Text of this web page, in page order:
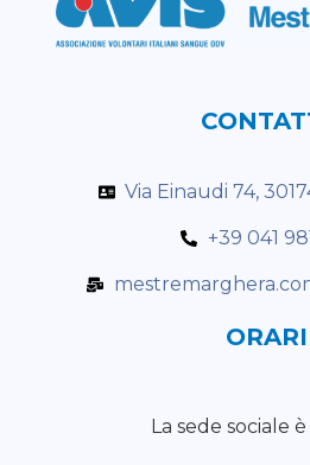
Via Einaudi 74,
+39 041
ORARI
La sede sociale